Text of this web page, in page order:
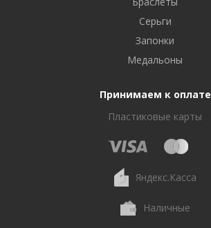
Серьги
Запонки
Медальоны
Принимаем к оплате
Пластиковые карты
Яндекс.Касса
Наличные